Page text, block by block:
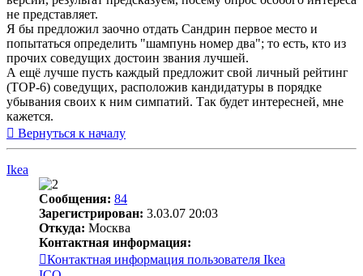
не представляет.
Я бы предложил заочно отдать Сандрин первое место и
попытаться определить "шампунь номер два"; то есть, кто из
прочих соведущих достоин звания лучшей.
А ещё лучше пусть каждый предложит свой личный рейтинг
(TOP-6) соведущих, расположив кандидатуры в порядке
убывания своих к ним симпатий. Так будет интересней, мне
кажется.
Вернуться к началу
Ikea
Сообщения: 84
Зарегистрирован: 3.03.07 20:03
Откуда: Москва
Контактная информация:
Контактная информация пользователя Ikea